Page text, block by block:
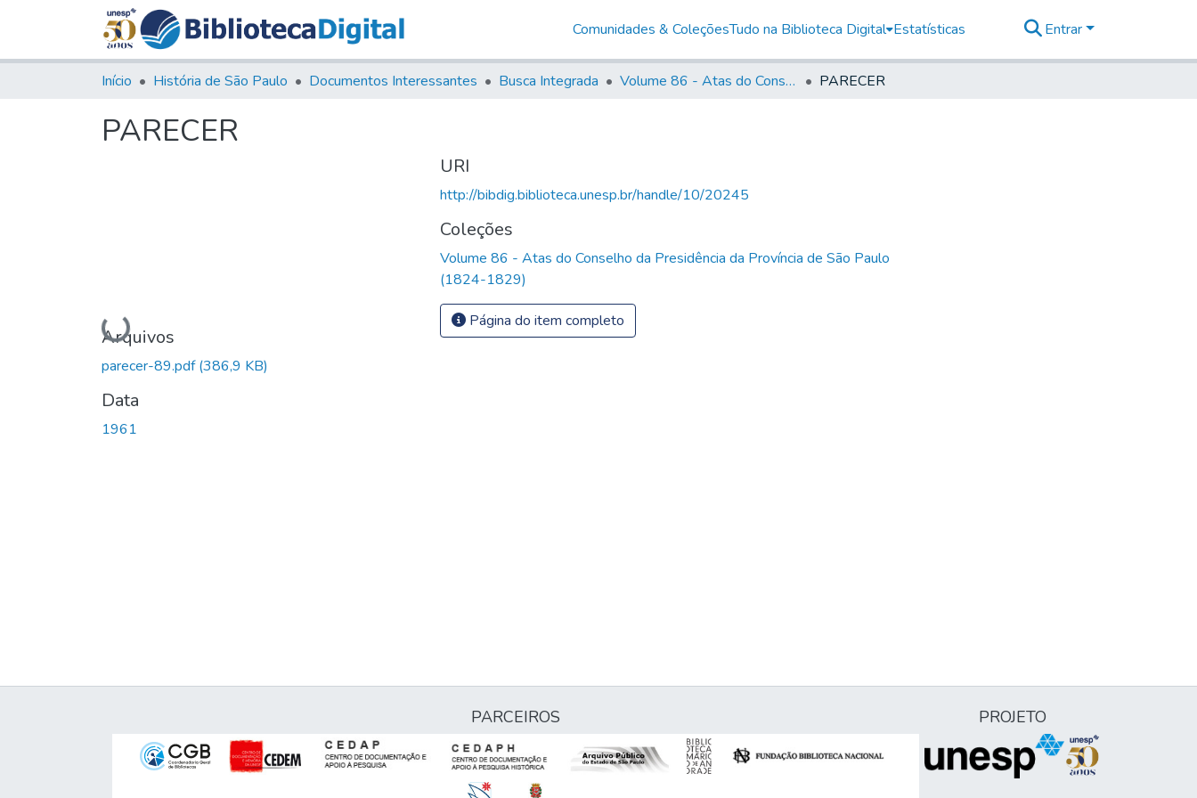
Comunidades & ColeçõesTudo na Biblioteca Digital Estatísticas Entrar
Início História de São Paulo Documentos Interessantes Busca Integrada Volume 86 - Atas do Conselho da Presidência da Província de São Paulo (1824-1829) PARECER
PARECER
Carregando...
Arquivos
parecer-89.pdf(386,9 KB)
Data
1961
URI
http://bibdig.biblioteca.unesp.br/handle/10/20245
Coleções
Volume 86 - Atas do Conselho da Presidência da Província de São Paulo
(1824-1829)
Página do item completo
PARCEIROS PROJETO